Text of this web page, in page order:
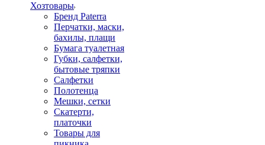
Хозтовары
Бренд Paterra
Перчатки, маски,
бахилы, плащи
Бумага туалетная
Губки, салфетки,
бытовые тряпки
Салфетки
Полотенца
Мешки, сетки
Скатерти,
платочки
Товары для